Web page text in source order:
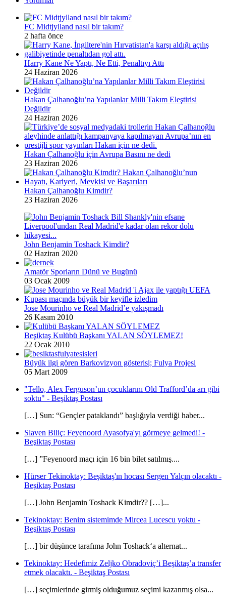
FC Midtjylland nasıl bir takım?
2 hafta önce
Harry Kane Ne Yaptı, Ne Etti, Penaltıyı Attı
24 Haziran 2026
Hakan Çalhanoğlu’na Yapılanlar Milli Takım Eleştirisi
Değildir
24 Haziran 2026
Hakan Çalhanoğlu için Avrupa Basını ne dedi
23 Haziran 2026
Hakan Çalhanoğlu Kimdir?
23 Haziran 2026
John Benjamin Toshack Kimdir?
02 Haziran 2020
Amatör Sporların Dünü ve Bugünü
03 Ocak 2009
Jose Mourinho ve Real Madrid’e yakışmadı
26 Kasım 2010
Beşiktaş Kulübü Başkanı YALAN SÖYLEMEZ!
22 Ocak 2010
Büyük ilgi gören Barkovizyon gösterisi; Fulya Projesi
05 Mart 2009
"Tello, Alex Ferguson’un çocuklarını Old Trafford’da arı gibi
soktu" - Beşiktaş Postası
[…] Sun: “Gençler pataklandı” başlığıyla verdiği haber...
Slaven Biliç: Feyenoord Ayasofya'yı görmeye gelmedi! -
Beşiktaş Postası
[…] ”Feyenoord maçı için 16 bin bilet satılmış....
Hürser Tekinoktay: Beşiktaş'ın hocası Sergen Yalçın olacaktı -
Beşiktaş Postası
[…] John Benjamin Toshack Kimdir?? […]...
Tekinoktay: Benim sistemimde Mircea Lucescu yoktu -
Beşiktaş Postası
[…] bir düşünce tarafıma John Toshack‘a alternat...
Tekinoktay: Hedefimiz Zeljko Obradoviç’i Beşiktaş’a transfer
etmek olacaktı. - Beşiktaş Postası
[…] seçimlerinde girmiş olduğumuz seçimi kazanmış olsa...